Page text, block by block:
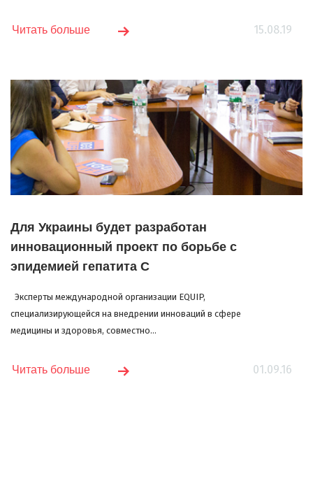
15.08.19
Читать больше
Для Украины будет разработан
инновационный проект по борьбе с
эпидемией гепатита С
Эксперты международной организации EQUIP,
специализирующейся на внедрении инноваций в сфере
медицины и здоровья, совместно...
01.09.16
Читать больше